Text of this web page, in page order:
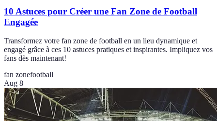
10 Astuces pour Créer une Fan Zone de Football
Engagée
Transformez votre fan zone de football en un lieu dynamique et
engagé grâce à ces 10 astuces pratiques et inspirantes. Impliquez vos
fans dès maintenant!
fan zonefootball
Aug 8